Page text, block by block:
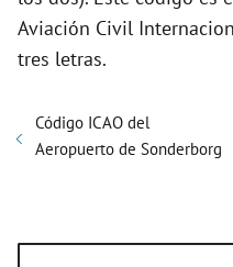
Aviación Civil
tres letras.
Código ICAO del
Aeropuerto de Sonderborg